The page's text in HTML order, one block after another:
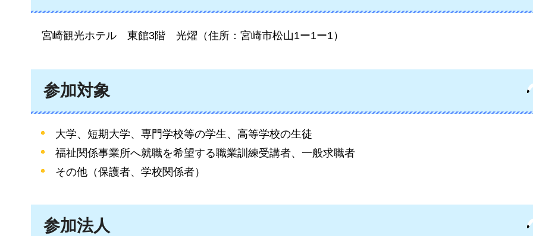
宮崎観光ホテル 東館3階 光燿 （住所：宮崎市松山1ー1ー1）
参加対象
大学、短期大学、専門学校等の学生、高等学校の生徒
福祉関係事業所へ就職を希望する職業訓練受講者、一般求職者
その他（保護者、学校関係者）
参加法人